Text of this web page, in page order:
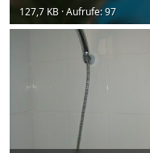
127,7 KB · Aufrufe: 97